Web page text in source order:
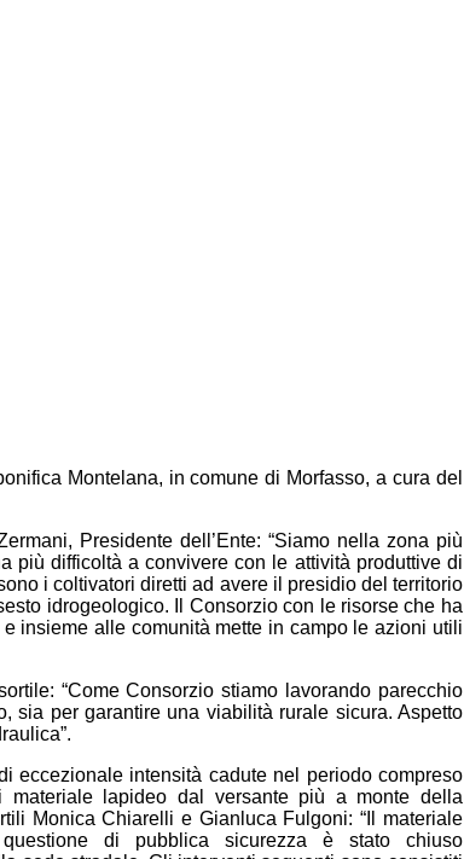
Montelana, in comune di Morfasso, a cura del
Presidente dell’Ente: “Siamo nella zona più
più difficoltà a convivere con le attività produttive di
i coltivatori diretti ad avere il presidio del territorio
idrogeologico. Il Consorzio con le risorse che ha
insieme alle comunità mette in campo le azioni utili
“Come Consorzio stiamo lavorando parecchio
sia per garantire una viabilità rurale sicura. Aspetto
eccezionale intensità cadute nel periodo compreso
lapideo dal versante più a monte della
Monica Chiarelli e Gianluca Fulgoni: “Il materiale
di pubblica sicurezza è stato chiuso